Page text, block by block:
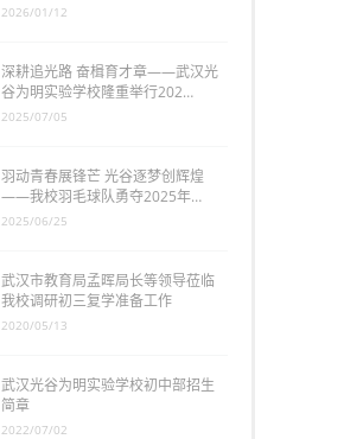
2026/01/12
深耕追光路 奋楫育才章——武汉光
谷为明实验学校隆重举行202…
2025/07/05
羽动青春展锋芒 光谷逐梦创辉煌
——我校羽毛球队勇夺2025年…
2025/06/25
武汉市教育局孟晖局长等领导莅临
我校调研初三复学准备工作
2020/05/13
武汉光谷为明实验学校初中部招生
简章
2022/07/02